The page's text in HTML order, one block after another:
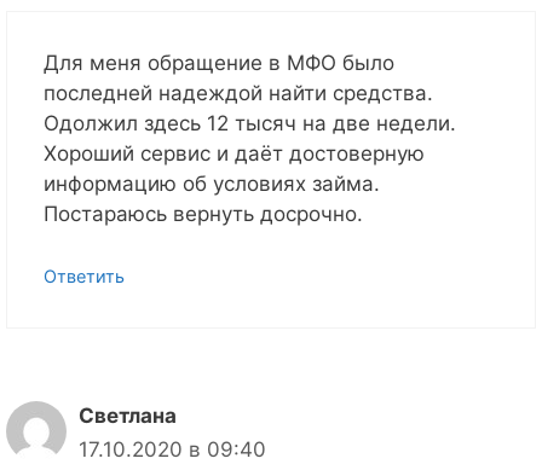
Для меня обращение в МФО было
последней надеждой найти средства.
Одолжил здесь 12 тысяч на две недели.
Хороший сервис и даёт достоверную
информацию об условиях займа.
Постараюсь вернуть досрочно.
Ответить
Светлана
17.10.2020 в 09:40